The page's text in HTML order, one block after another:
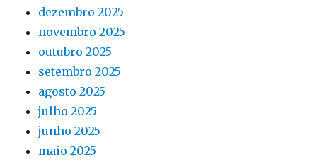
dezembro 2025
novembro 2025
outubro 2025
setembro 2025
agosto 2025
julho 2025
junho 2025
maio 2025